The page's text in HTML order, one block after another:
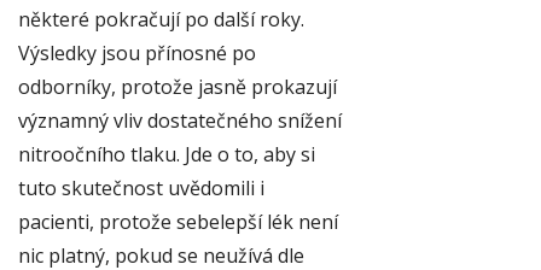
některé pokračují po další roky.
Výsledky jsou přínosné po
odborníky, protože jasně prokazují
významný vliv dostatečného snížení
nitroočního tlaku. Jde o to, aby si
tuto skutečnost uvědomili i
pacienti, protože sebelepší lék není
nic platný, pokud se neužívá dle